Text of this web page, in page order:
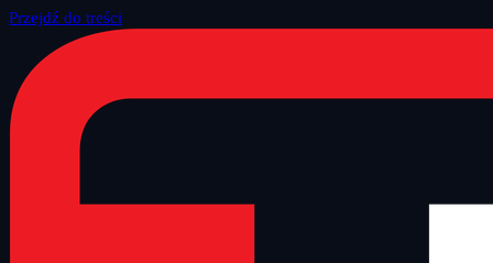
Przejdź do treści
Strona główna